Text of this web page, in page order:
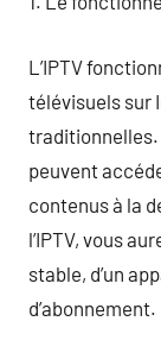
L’IPTV
télévisuels sur
traditionnelles.
peuvent
contenus à la
l’IPTV, vous
stable, d’un
d’abonnement.